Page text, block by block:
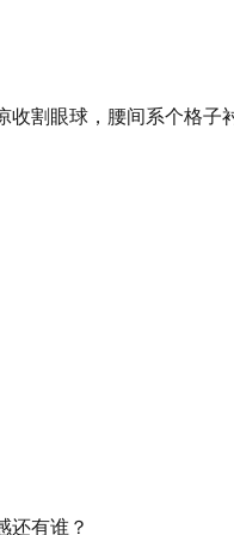
割眼球，腰间系个格子
有谁？